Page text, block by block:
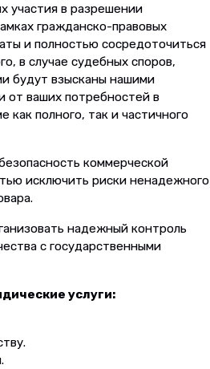
участия в разрешении
гражданско-правовых
и полностью сосредоточиться
в случае судебных споров,
будут взысканы нашими
от ваших потребностей в
полного, так и частичного
коммерческой
исключить риски ненадежного
надежный контроль
с государственными
услуги: